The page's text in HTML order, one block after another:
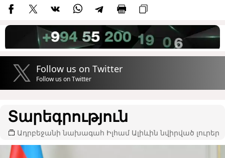
Follow us on Twitter
Follow us on Twitter
Տարեգրություն
Ադրբեջանի նախագահ Իլհամ Ալիևին նվիրված լուրեր